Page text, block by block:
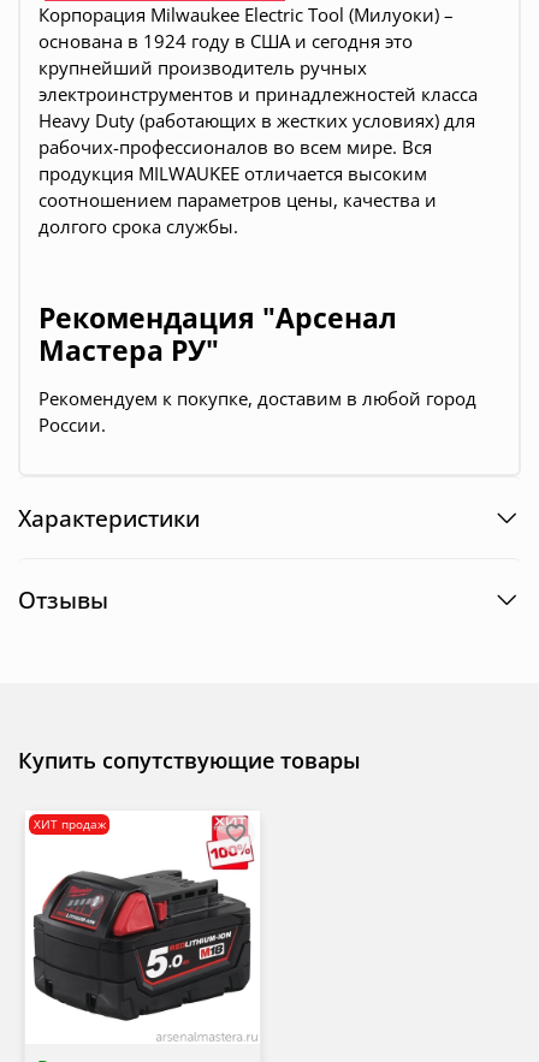
Корпорация Milwaukee Electric Tool (Милуоки) –
основана в 1924 году в США и сегодня это
крупнейший производитель ручных
электроинструментов и принадлежностей класса
Heavy Duty (работающих в жестких условиях) для
рабочих-профессионалов во всем мире. Вся
продукция MILWAUKEE отличается высоким
соотношением параметров цены, качества и
долгого срока службы.
Рекомендация "Арсенал
Мастера РУ"
Рекомендуем к покупке, доставим в любой город
России.
Характеристики
Отзывы
Купить сопутствующие товары
ХИТ продаж